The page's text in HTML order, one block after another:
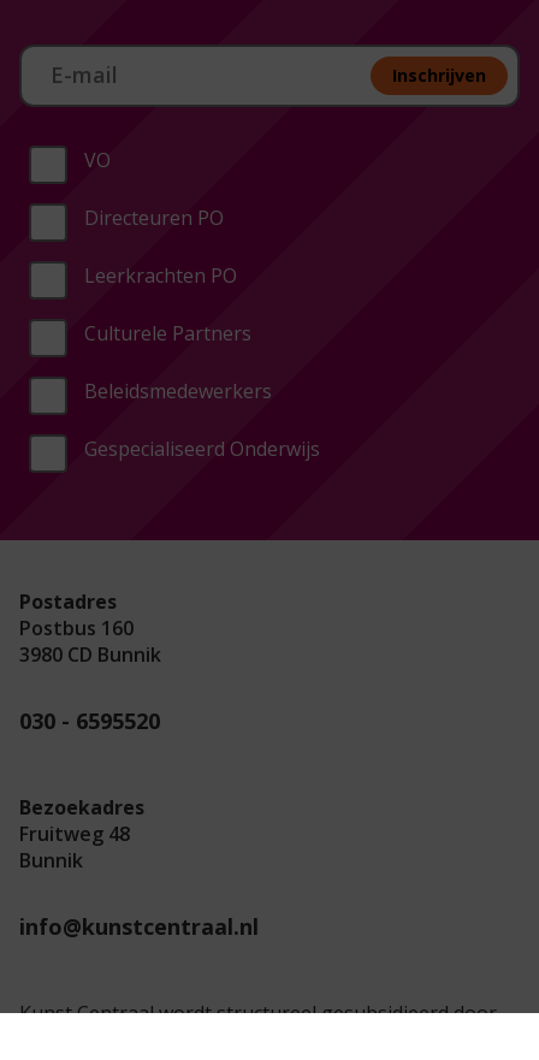
Aan melden nieuwsbrief Inschrijven
VO
Directeuren PO
Leerkrachten PO
Culturele Partners
Beleidsmedewerkers
Gespecialiseerd Onderwijs
Postadres
Postbus 160
3980 CD Bunnik
030 - 6595520
Bezoekadres
Fruitweg 48
Bunnik
info@kunstcentraal.nl
Kunst Centraal wordt structureel gesubsidieerd door